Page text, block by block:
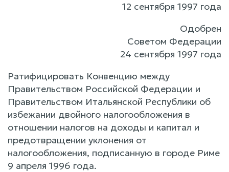
12 сентября 1997 года
Одобрен
Советом Федерации
24 сентября 1997 года
Ратифицировать Конвенцию между
Правительством Российской Федерации и
Правительством Итальянской Республики об
избежании двойного налогообложения в
отношении налогов на доходы и капитал и
предотвращении уклонения от
налогообложения, подписанную в городе Риме
9 апреля 1996 года.